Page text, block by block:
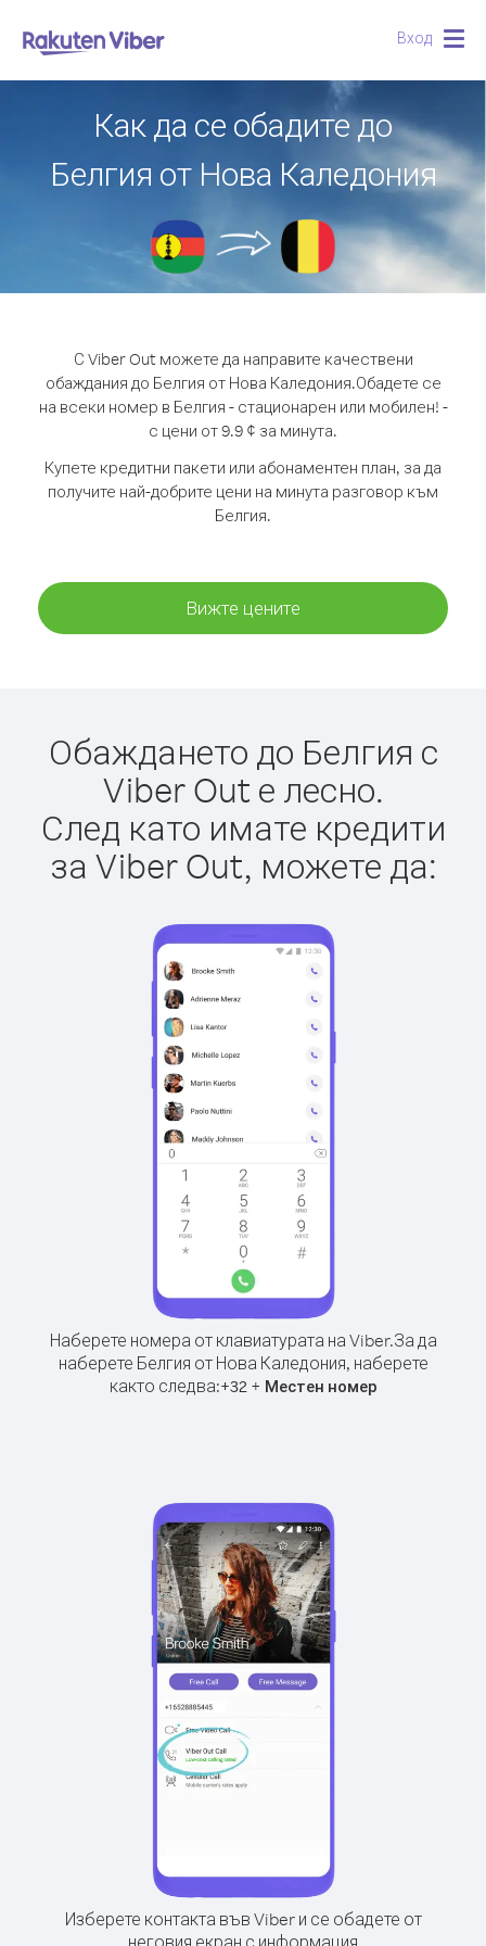
Вход
Как да се обадите до
Белгия от Нова Каледония
С Viber Out можете да направите качествени
обаждания до Белгия от Нова Каледония.Обадете се
на всеки номер в Белгия - стационарен или мобилен! -
с цени от 9.9 ¢ за минута.
Купете кредитни пакети или абонаментен план, за да
получите най-добрите цени на минута разговор към
Белгия.
Вижте цените
Обаждането до Белгия с
Viber Out е лесно.
След като имате кредити
за Viber Out, можете да:
Наберете номера от клавиатурата на Viber.За да
наберете Белгия от Нова Каледония, наберете
както следва:+32+ Местен номер
Изберете контакта във Viber и се обадете от
неговия екран с информация